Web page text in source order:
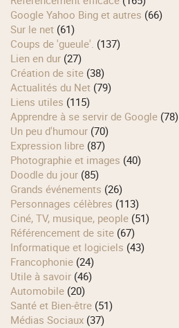
Google Yahoo Bing et autres (66)
Sur le net (61)
Coups de 'gueule'. (137)
Lien en dur (27)
Création de site (38)
Actualités du Net (79)
Liens utiles (115)
Apprendre à se servir de Google (78)
Un peu d'humour (70)
Expression libre (87)
Photographie et images (40)
Doodle du jour (85)
Grands événements (26)
Personnages célèbres (113)
Ciné, TV, musique, people (51)
Référencement de site (67)
Informatique et logiciels (43)
Francophonie (24)
Utile à savoir (46)
Automobile (20)
Santé et Bien-être (51)
Médias Sociaux (37)